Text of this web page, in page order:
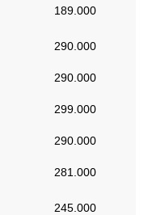
189.000
290.000
290.000
299.000
290.000
281.000
245.000